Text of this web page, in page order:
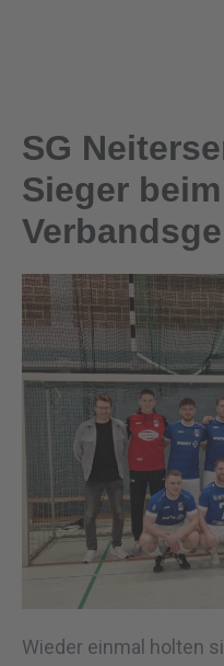
SG
Sieger beim
Wieder einmal holten